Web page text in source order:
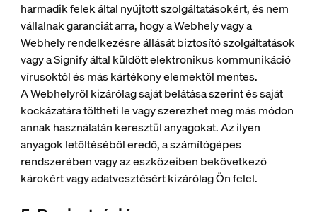
harmadik felek által nyújtott szolgáltatásokért, és nem
vállalnak garanciát arra, hogy a Webhely vagy a
Webhely rendelkezésre állását biztosító szolgáltatások
vagy a Signify által küldött elektronikus kommunikáció
vírusoktól és más kártékony elemektől mentes.
A Webhelyről kizárólag saját belátása szerint és saját
kockázatára töltheti le vagy szerezhet meg más módon
annak használatán keresztül anyagokat. Az ilyen
anyagok letöltéséből eredő, a számítógépes
rendszerében vagy az eszközeiben bekövetkező
károkért vagy adatvesztésért kizárólag Ön felel.